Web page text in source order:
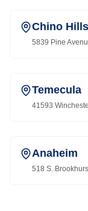
Chino Hills
5839 Pine
Temecula
41593
Anaheim
518 S.